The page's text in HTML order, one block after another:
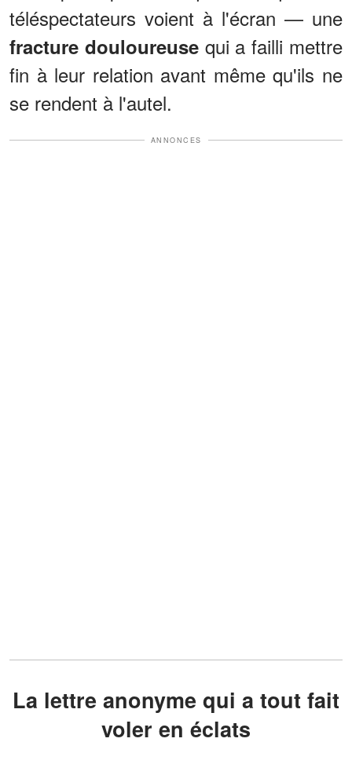
téléspectateurs voient à l'écran — une
fracture douloureusequi a failli mettre
fin à leur relation avant même qu'ils ne
se rendent à l'autel.
ANNONCES
La lettre anonyme qui a tout fait
voler en éclats